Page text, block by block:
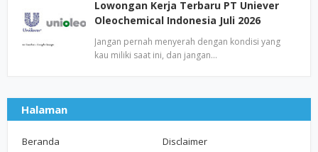
Lowongan Kerja Terbaru PT Uniever
Oleochemical Indonesia Juli 2026
Jangan pernah menyerah dengan kondisi yang
kau miliki saat ini, dan jangan…
Halaman
Beranda
Disclaimer